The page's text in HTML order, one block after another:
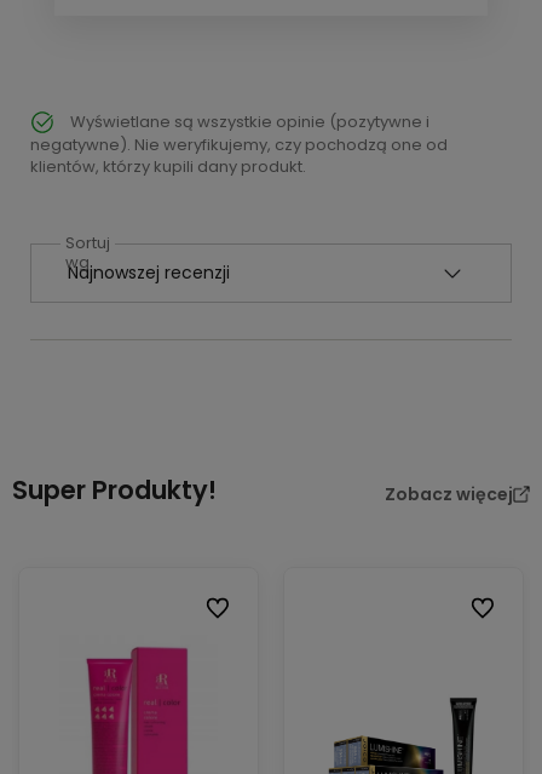
Wyświetlane są wszystkie opinie (pozytywne i
negatywne). Nie weryfikujemy, czy pochodzą one od
klientów, którzy kupili dany produkt.
Sortuj
wg
Super Produkty! Zobacz więcej
Do ulubionych Do